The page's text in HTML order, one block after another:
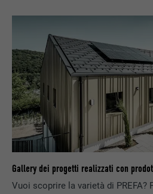
Gallery dei progetti realizzati con
Vuoi scoprire la varietà di PREFA?
SCOPO
offerte in tempo
NOME
PROVIDER doubleclick.net
DECORSO 1 anno
Utilizzato da
registrare o